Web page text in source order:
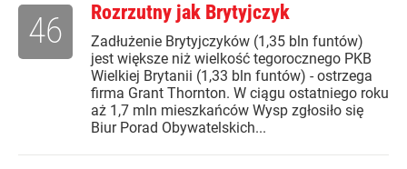
Rozrzutny jak Brytyjczyk
Zadłużenie Brytyjczyków (1,35 bln funtów)
jest większe niż wielkość tegorocznego PKB
Wielkiej Brytanii (1,33 bln funtów) - ostrzega
firma Grant Thornton. W ciągu ostatniego roku
aż 1,7 mln mieszkańców Wysp zgłosiło się
Biur Porad Obywatelskich...
46